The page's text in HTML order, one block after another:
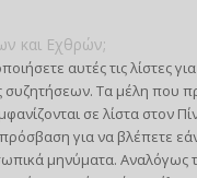
και Εχθρών;
αυτές τις λίστες
Τα μέλη που
σε λίστα στον
για να βλέπετε
μηνύματα. Αναλόγως